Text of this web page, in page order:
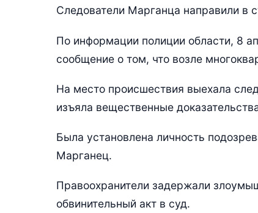
Следователи Марганца направили в
По информации полиции области, 8
сообщение о том, что возле
На место происшествия выехала
изъяла вещественные
Была установлена личность
Марганец.
Правоохранители задержали
обвинительный акт в суд.